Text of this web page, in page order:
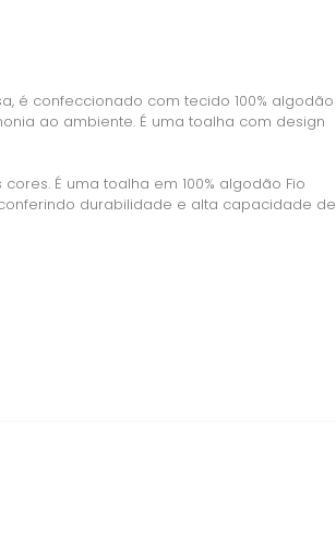
é confeccionado com tecido 100% algodão
ao ambiente. É uma toalha com design
É uma toalha em 100% algodão Fio
durabilidade e alta capacidade de